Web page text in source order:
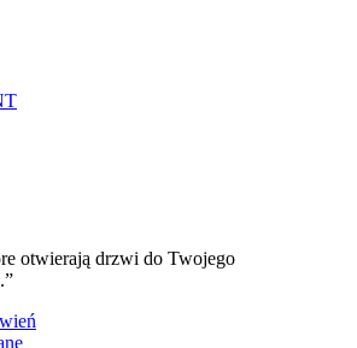
otwierają drzwi do Twojego